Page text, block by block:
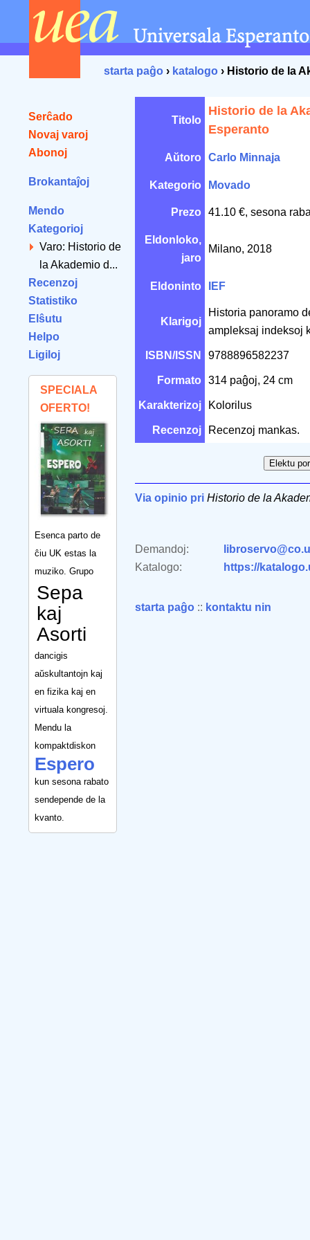
starta paĝo › katalogo › Historio de la
Serĉado
Novaj varoj
Abonoj
Brokantaĵoj
Mendo
Kategorioj
Varo: Historio de
la Akademio d...
Recenzoj
Statistiko
Elŝutu
Helpo
Ligiloj
SPECIALA
OFERTO!
Esenca parto de
ĉiu UK estas la
muziko. Grupo
Sepa
kaj
Asorti
dancigis
aŭskultantojn kaj
en fizika kaj en
virtuala kongresoj.
Mendu la
kompaktdiskon
Espero
kun sesona rabato
sendepende de la
kvanto.
Titolo
Historio de la
Esperanto
Aŭtoro Carlo Minnaja
Kategorio Movado
Prezo 41.10 €, sesona
Eldonloko,
jaro
Milano, 2018
Eldoninto IEF
Klarigoj
Historia panoramo
ampleksaj indeksoj
ISBN/ISSN 9788896582237
Formato 314 paĝoj, 24 cm
Karakterizoj Kolorilus
Recenzoj Recenzoj mankas.
Via opinio pri Historio de la
Demandoj:
Katalogo:
https://
starta paĝo :: kontaktu nin